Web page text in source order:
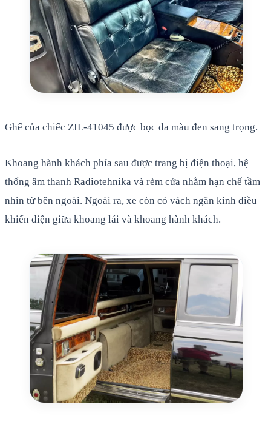
Ghế của chiếc ZIL-41045 được bọc da màu đen sang trọng.
Khoang hành khách phía sau được trang bị điện thoại, hệ
thống âm thanh Radiotehnika và rèm cửa nhằm hạn chế tầm
nhìn từ bên ngoài. Ngoài ra, xe còn có vách ngăn kính điều
khiển điện giữa khoang lái và khoang hành khách.